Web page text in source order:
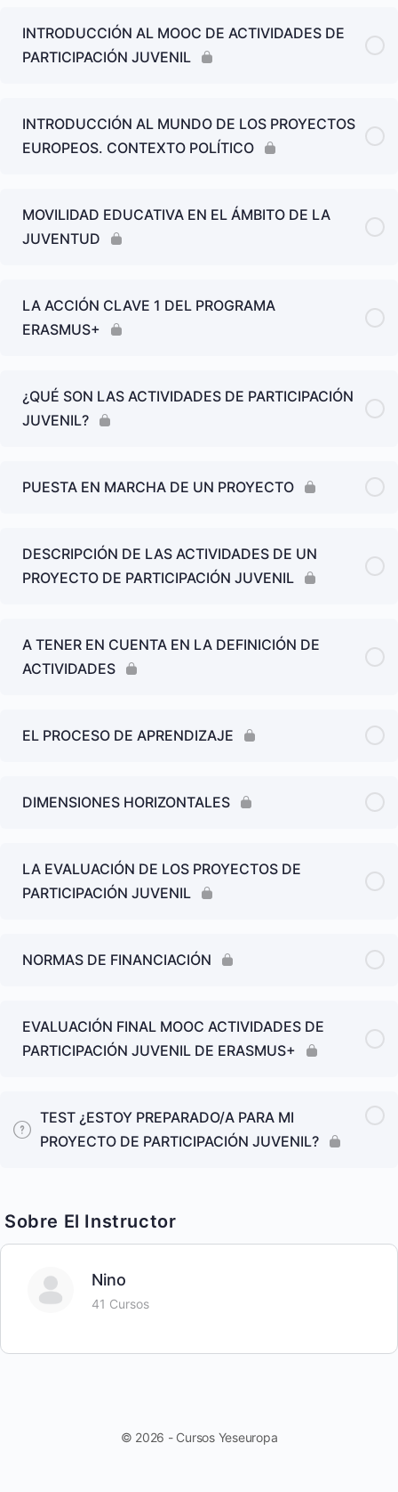
INTRODUCCIÓN AL MOOC DE ACTIVIDADES DE
PARTICIPACIÓN JUVENIL
INTRODUCCIÓN AL MUNDO DE LOS PROYECTOS
EUROPEOS. CONTEXTO POLÍTICO
MOVILIDAD EDUCATIVA EN EL ÁMBITO DE LA
JUVENTUD
LA ACCIÓN CLAVE 1 DEL PROGRAMA
ERASMUS+
¿QUÉ SON LAS ACTIVIDADES DE PARTICIPACIÓN
JUVENIL?
PUESTA EN MARCHA DE UN PROYECTO
DESCRIPCIÓN DE LAS ACTIVIDADES DE UN
PROYECTO DE PARTICIPACIÓN JUVENIL
A TENER EN CUENTA EN LA DEFINICIÓN DE
ACTIVIDADES
EL PROCESO DE APRENDIZAJE
DIMENSIONES HORIZONTALES
LA EVALUACIÓN DE LOS PROYECTOS DE
PARTICIPACIÓN JUVENIL
NORMAS DE FINANCIACIÓN
EVALUACIÓN FINAL MOOC ACTIVIDADES DE
PARTICIPACIÓN JUVENIL DE ERASMUS+
TEST ¿ESTOY PREPARADO/A PARA MI
PROYECTO DE PARTICIPACIÓN JUVENIL?
Sobre El Instructor
Nino
41 Cursos
© 2026 - Cursos Yeseuropa